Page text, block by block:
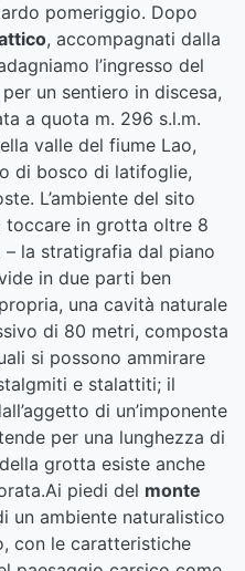
pomeriggio. Dopo
, accompagnati dalla
l’ingresso del
un sentiero in discesa,
a quota m. 296 s.l.m.
valle del fiume Lao,
di bosco di latifoglie,
L’ambiente del sito
toccare in grotta oltre 8
la stratigrafia dal piano
in due parti ben
una cavità naturale
di 80 metri, composta
si possono ammirare
e stalattiti; il
di un’imponente
per una lunghezza di
grotta esiste anche
piedi del monte
un ambiente naturalistico
con le caratteristiche